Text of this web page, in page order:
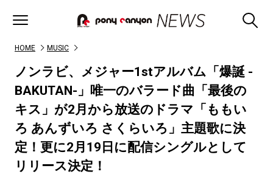
HOME MUSIC
ノンラビ、メジャー1stアルバム「爆誕 -
BAKUTAN-」唯一のバラード曲「最後の
キス」が2月から放送のドラマ「ももい
ろ あんずいろ さくらいろ」主題歌に決
定！更に2月19日に配信シングルとして
リリース決定！